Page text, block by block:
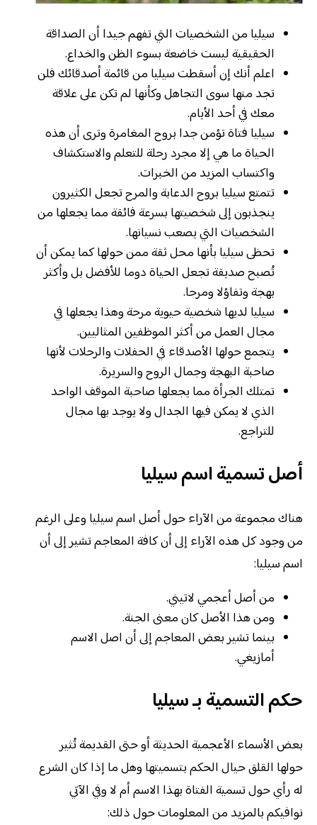
سيليا من الشخصيات التي تفهم جيدا أن الصداقة
الحقيقية ليست خاضعة بسوء الظن والخداع.
اعلم أنك إن أسقطت سيليا من قائمة أصدقائك فلن
تجد منها سوى التجاهل وكأنها لم تكن على علاقة
معك في أحد الأيام.
سيليا فتاة تؤمن جدا بروح المغامرة وترى أن هذه
الحياة ما هي إلا مجرد رحلة للتعلم والاستكشاف
واكتساب المزيد من الخبرات.
تتمتع سيليا بروح الدعابة والمرح تجعل الكثيرون
ينجذبون إلى شخصيتها بسرعة فائقة مما يجعلها من
الشخصيات التي يصعب نسيانها.
تحظى سيليا بأنها محل ثقة ممن حولها كما يمكن أن
تُصبح صديقة تجعل الحياة دوما للأفضل بل وأكثر
بهجة وتفاؤلا ومرحا.
سيليا لديها شخصية حيوية مرحة وهذا يجعلها في
مجال العمل من أكثر الموظفين المثاليين.
يتجمع حولها الأصدقاء في الحفلات والرحلات لأنها
صاحبة البهجة وجمال الروح والسريرة.
تمتلك الجرأة مما يجعلها صاحبة الموقف الواحد
الذي لا يمكن فيها الجدال ولا يوجد بها مجال
للتراجع.
أصل تسمية اسم سيليا
هناك مجموعة من الآراء حول أصل اسم سيليا وعلى الرغم
من وجود كل هذه الآراء إلى أن كافة المعاجم تشير إلى أن
اسم سيليا:
من أصل أعجمي لاتيني.
ومن هذا الأصل كان معنى الجنة.
بينما تشير بعض المعاجم إلى أن اصل الاسم
أمازيغي.
حكم التسمية بـ سيليا
بعض الأسماء الأعجمية الحديثة أو حتى القديمة تُثير
حولها القلق حيال الحكم بتسميتها وهل ما إذا كان الشرع
له رأي حول تسمية الفتاة بهذا الاسم أم لا وفي الآتي
نوافيكم بالمزيد من المعلومات حول ذلك: